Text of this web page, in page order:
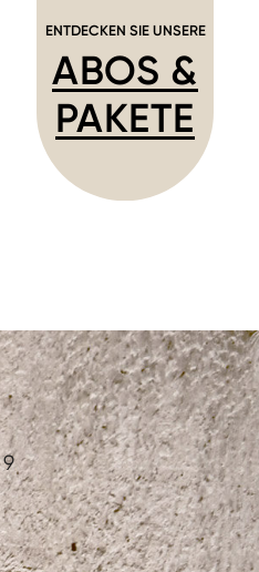
ENTDECKEN SIE UNSERE
ABOS &
PAKETE